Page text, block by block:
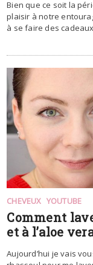
Bien que ce soit la
plaisir à notre
à se faire des
CHEVEUX YOUTUBE
Comment
et à l’aloe
Aujourd’hui je vais